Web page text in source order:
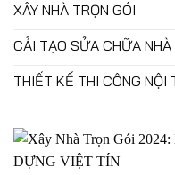
XÂY NHÀ TRỌN GÓI
CẢI TẠO SỬA CHỮA NHÀ
THIẾT KẾ THI CÔNG NỘI